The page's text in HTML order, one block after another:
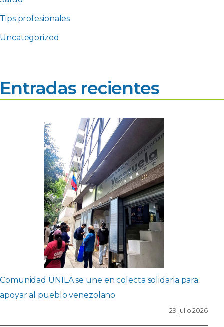
Tips profesionales
Uncategorized
Entradas recientes
Comunidad UNILA se une en colecta solidaria para
apoyar al pueblo venezolano
29 julio 2026